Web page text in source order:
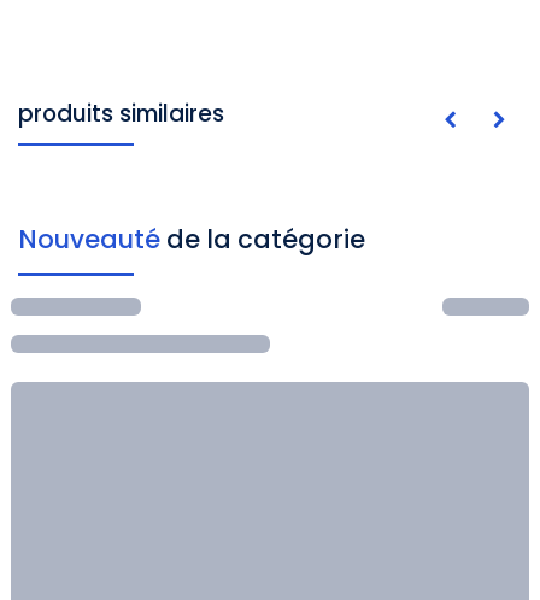
produits similaires
Nouveauté de la catégorie